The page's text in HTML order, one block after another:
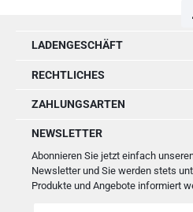
LADENGESCHÄFT
RECHTLICHES
ZAHLUNGSARTEN
NEWSLETTER
Abonnieren Sie jetzt einfach
Newsletter und Sie werden stets
Produkte und Angebote informiert